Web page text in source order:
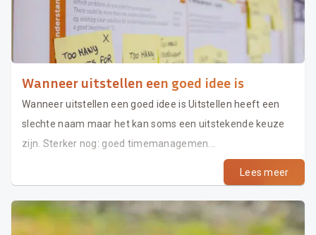
Wanneer uitstellen een goed idee is
Wanneer uitstellen een goed idee is Uitstellen heeft een
slechte naam maar het kan soms een uitstekende keuze
zijn. Sterker nog: goed timemanagemen...
Lees meer